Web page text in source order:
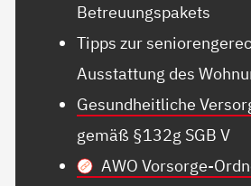
Betreuungspakets
Tipps zur
Ausstattung des
Gesundheitliche
gemäß §132g SGB V
AWO Vorsorge-